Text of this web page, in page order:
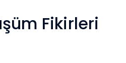
Fikirleri